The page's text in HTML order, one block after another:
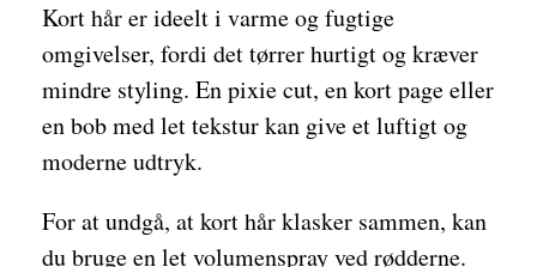
Kort hår er ideelt i varme og fugtige
omgivelser, fordi det tørrer hurtigt og kræver
mindre styling. En pixie cut, en kort page eller
en bob med let tekstur kan give et luftigt og
moderne udtryk.
For at undgå, at kort hår klasker sammen, kan
du bruge en let volumenspray ved rødderne.